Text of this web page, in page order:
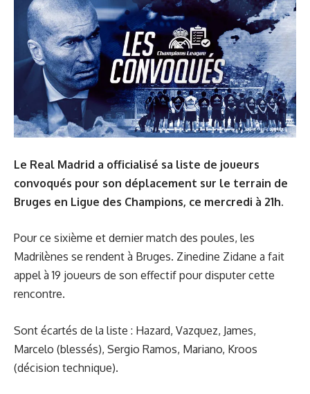
Le Real Madrid a officialisé sa liste de joueurs
convoqués pour son déplacement sur le terrain de
Bruges en Ligue des Champions, ce mercredi à 21h.
Pour ce sixième et dernier match des poules, les
Madrilènes se rendent à Bruges. Zinedine Zidane a fait
appel à 19 joueurs de son effectif pour disputer cette
rencontre.
Sont écartés de la liste : Hazard, Vazquez, James,
Marcelo (blessés), Sergio Ramos, Mariano, Kroos
(décision technique).